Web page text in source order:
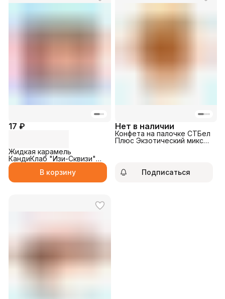
17 ₽
Жидкая карамель
КандиКлаб "Изи-Сквизи"
20гр
В корзину
Нет в наличии
Конфета на палочке СТБел
Плюс Экзотический микс
Подписаться